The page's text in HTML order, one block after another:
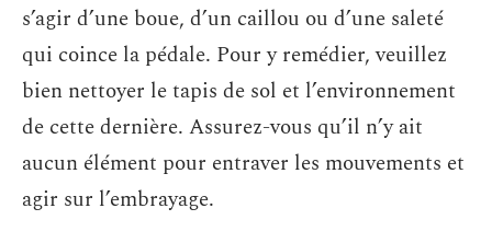
s’agir d’une boue, d’un caillou ou d’une saleté
qui coince la pédale. Pour y remédier, veuillez
bien nettoyer le tapis de sol et l’environnement
de cette dernière. Assurez-vous qu’il n’y ait
aucun élément pour entraver les mouvements et
agir sur l’embrayage.